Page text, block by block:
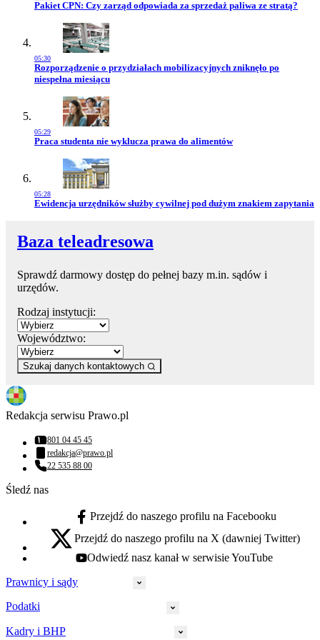
Przejdź do artykułu:
Pakiet CPN: Czy zarząd odpowiada za sprzedaż paliwa ze stratą?
05:30
Przejdź do artykułu:
Rozporządzenie o przydziałach mobilizacyjnych zniknęło po
niespełna miesiącu
05:29
Przejdź do artykułu:
Praca studenta nie wyklucza prawa do alimentów
05:28
Przejdź do artykułu:
Ewidencja urzędników służby cywilnej pod dużym znakiem zapytania
Baza teleadresowa
Sprawdź darmowy dostęp do pełnej bazy m.in. sądów i
urzędów.
Rodzaj instytucji:
Województwo:
Szukaj danych kontaktowych
Redakcja serwisu Prawo.pl
Numer telefonu:
801 04 45 45
Adres email:
redakcja@prawo.pl
Numer telefonu:
22 535 88 00
Śledź nas
facebook - otwiera się w nowej karcie
Przejdź do naszego profilu na Facebooku
x - otwiera się w nowej karcie
Przejdź do naszego profilu na X (dawniej Twitter)
youtube - otwiera się w nowej karcie
Odwiedź nasz kanał w serwisie YouTube
Prawnicy i sądy
Prawnicy
Podatki
Kadry i BHP